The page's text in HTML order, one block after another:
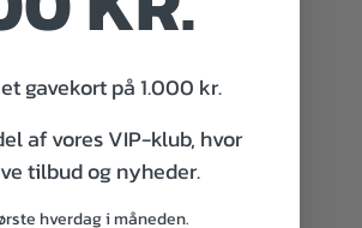
gavekort på 1.000 kr.
af vores VIP-klub, hvor
tilbud og nyheder.
hverdag i måneden.